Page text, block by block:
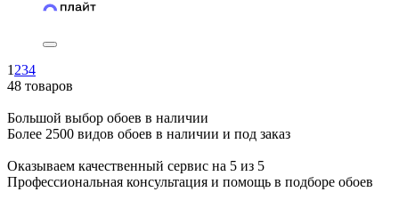
1234
48 товаров
Большой выбор обоев в наличии
Более 2500 видов обоев в наличии и под заказ
Оказываем качественный сервис на 5 из 5
Профессиональная консультация и помощь в подборе обоев